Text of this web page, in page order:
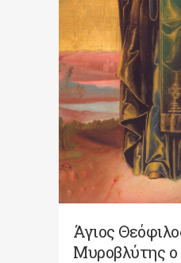
Άγιος
Μυροβλύτης ο